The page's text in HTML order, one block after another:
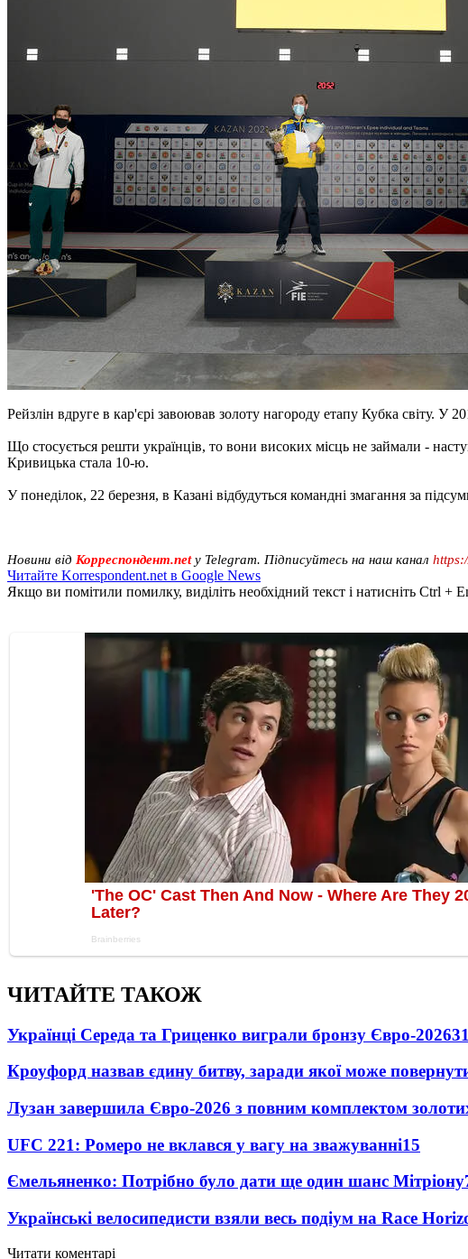
Рейзлін вдруге в кар'єрі завоював золоту нагороду етапу Кубка світу. У
Що стосується решти українців, то вони високих місць не займали -
Кривицька стала 10-ю.
У понеділок, 22 березня, в Казані відбудуться командні змагання за
Новини від Корреспондент.netу Telegram. Підписуйтесь на наш канал
Читайте Korrespondent.net в Google News
Якщо ви помітили помилку, виділіть необхідний текст і натисніть Ctrl +
ЧИТАЙТЕ ТАКОЖ
Українці Середа та Гриценко виграли бронзу Євро-2026
Кроуфорд назвав єдину битву, заради якої може
Лузан завершила Євро-2026 з повним комплектом
UFC 221: Ромеро не вклався у вагу на зважуванні15
Ємельяненко: Потрібно було дати ще один шанс Мітріону
Українські велосипедисти взяли весь подіум на Race
Читати коментарі